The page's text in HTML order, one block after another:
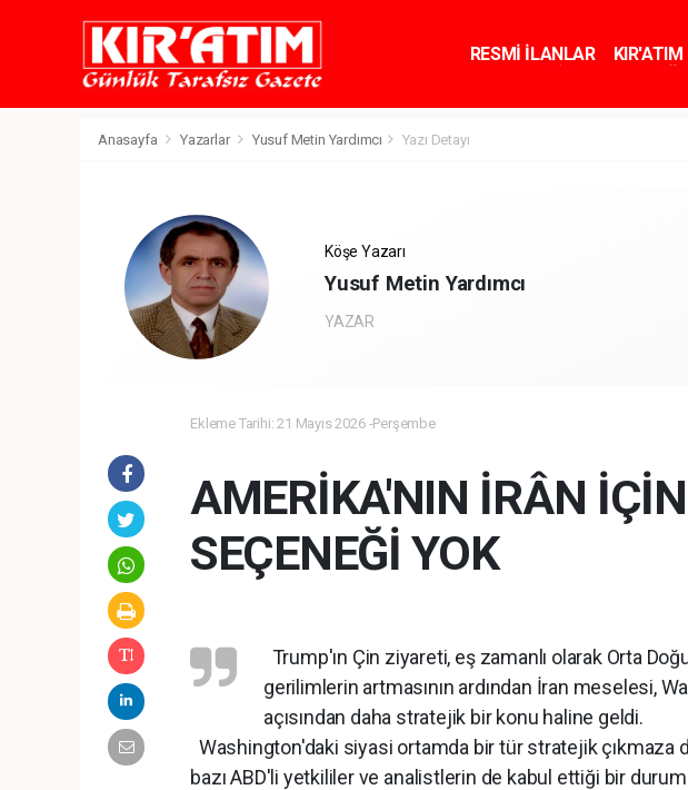
RESMİ İLANLAR KIR'ATIM
Anasayfa Yazarlar Yusuf Metin Yardımcı Yazı Detayı
Köşe Yazarı
Yusuf Metin Yardımcı
YAZAR
Ekleme Tarihi: 21 Mayıs 2026 -Perşembe
AMERİKA'NIN İRÂN
SEÇENEĞİ YOK
Trump'ın Çin ziyareti, eş zamanlı olarak Orta
gerilimlerin artmasının ardından İran meselesi,
açısından daha stratejik bir konu haline geldi.
Washington'daki siyasi ortamda bir tür stratejik çıkmaza
bazı ABD'li yetkililer ve analistlerin de kabul ettiği bir